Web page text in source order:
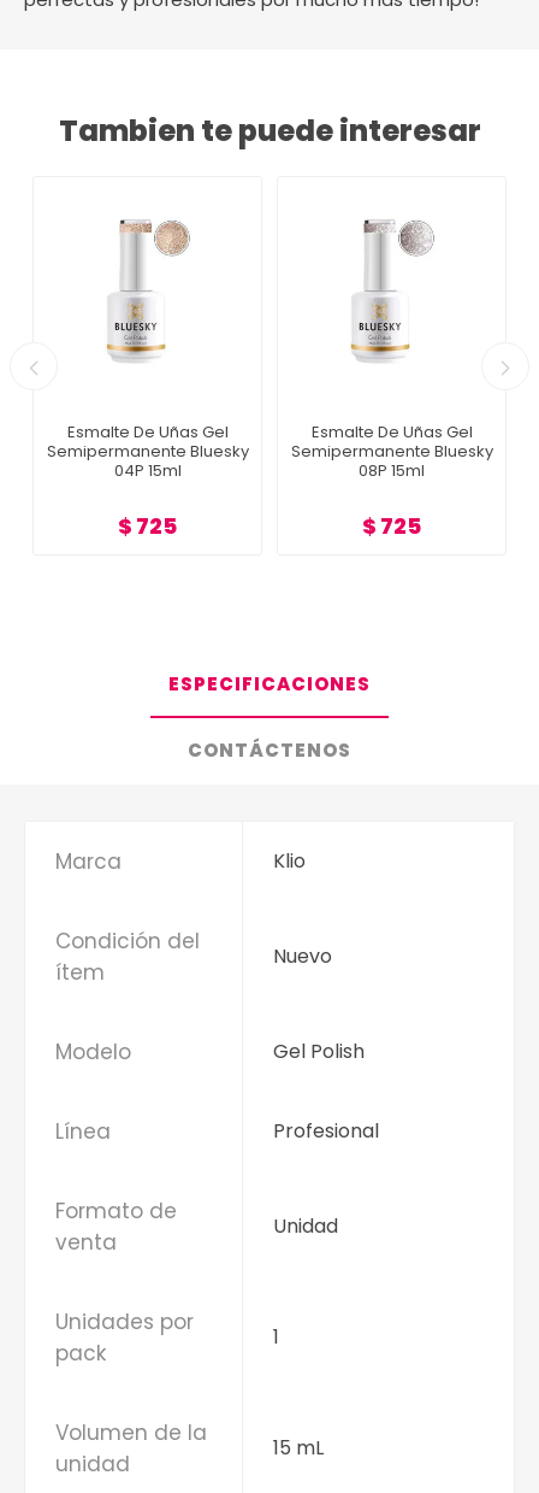
Tambien te puede interesar
Esmalte De Uñas Gel
Semipermanente Bluesky
04P 15ml
$ 725
Esmalte De Uñas Gel
Semipermanente Bluesky
08P 15ml
$ 725
ESPECIFICACIONES
CONTÁCTENOS
Marca Klio
Condición del
ítem
Nuevo
Modelo Gel Polish
Línea Profesional
Formato de
venta
Unidad
Unidades por
pack
1
Volumen de la
unidad
15 mL